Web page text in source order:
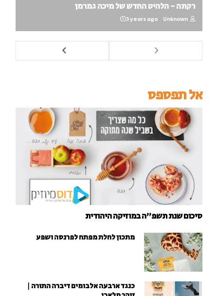
רקתה - הלהיט החדש של מיכה גמרמן
Unknown
3 years ago
אל תפספס
סיכום שנת תשפ"ה במוזיקה היהודית
מתכון לחלת מפתח לפרנסה ושפע
כנגד ארבעה אלבומים דיברה התורה |